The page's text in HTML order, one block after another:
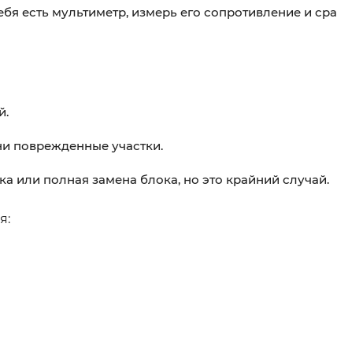
есть мультиметр, измерь его сопротивление и
поврежденные участки.
или полная замена блока, но это крайний случай.